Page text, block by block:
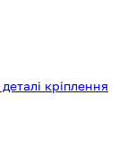
кріплення